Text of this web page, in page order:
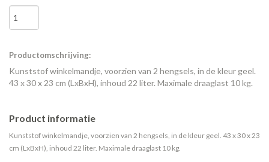
Productomschrijving:
Kunststof winkelmandje, voorzien van 2 hengsels, in de kleur geel.
43 x 30 x 23 cm (LxBxH), inhoud 22 liter. Maximale draaglast 10 kg.
Product informatie
Kunststof winkelmandje, voorzien van 2 hengsels, in de kleur geel. 43 x 30 x 23
cm (LxBxH), inhoud 22 liter. Maximale draaglast 10 kg.